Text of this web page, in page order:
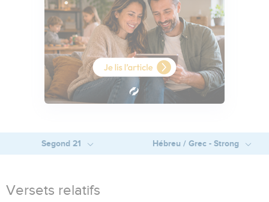
Segond 21 Hébreu / Grec - Strong
Versets relatifs